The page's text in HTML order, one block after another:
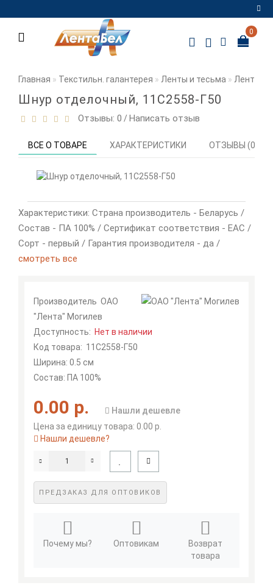
Регистрация
Мои
закладки
товаров0
0
Главная Текстильн. галантерея Ленты и тесьма Ленты и
Шнур отделочный, 11С2558-Г50
Отзывы: 0 /Написать отзыв
ВСЕ О ТОВАРЕ ХАРАКТЕРИСТИКИ ОТЗЫВЫ (0)
Характеристики: Страна производитель - Беларусь /
Состав - ПА 100% / Сертификат соответствия - EAC /
Сорт - первый / Гарантия производителя - да /
смотреть все
Производитель ОАО
"Лента" Могилев
Доступность: Нет в наличии
Код товара: 11С2558-Г50
Ширина: 0.5 см
Состав: ПА 100%
0.00 р.
Нашли дешевле
Цена за единицу товара: 0.00 р.
Нашли дешевле?
ПРЕДЗАКАЗ ДЛЯ ОПТОВИКОВ
Почему мы? Оптовикам
Возврат
товара